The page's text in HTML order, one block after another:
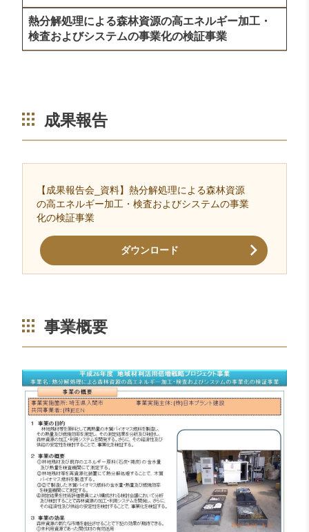
熱分解処理による森林資源の高エネルギー加工・
検査およびシステムの事業化の検証事業
成果報告
【成果報告会_資料】熱分解処理による森林資源
の高エネルギー加工・検査およびシステムの事業
化の検証事業
ダウンロード
事業概要